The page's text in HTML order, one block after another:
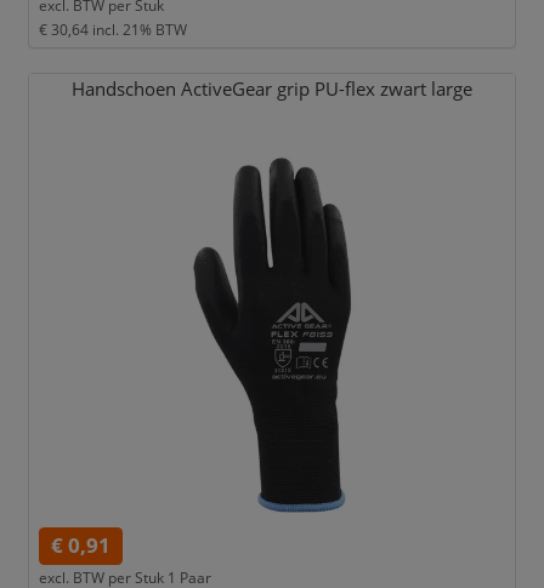
excl. BTW per Stuk
€ 30,64 incl. 21% BTW
Handschoen ActiveGear grip PU-flex zwart large
€ 0,91
excl. BTW per Stuk 1 Paar